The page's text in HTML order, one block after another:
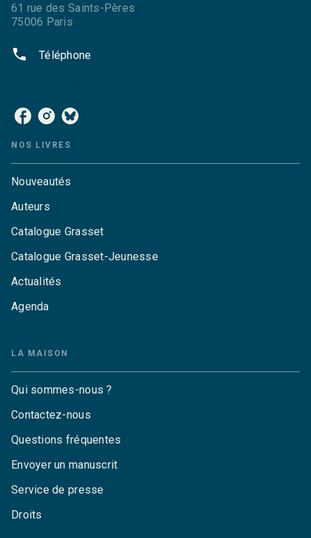
61 rue des Saints-Pères
75006 Paris
phone Téléphone
NOS LIVRES
Nouveautés
Auteurs
Catalogue Grasset
Catalogue Grasset-Jeunesse
Actualités
Agenda
LA MAISON
Qui sommes-nous ?
Contactez-nous
Questions fréquentes
Envoyer un manuscrit
Service de presse
Droits